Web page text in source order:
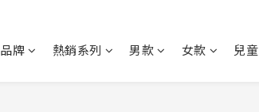
品牌 熱銷系列 男款 女款 兒童